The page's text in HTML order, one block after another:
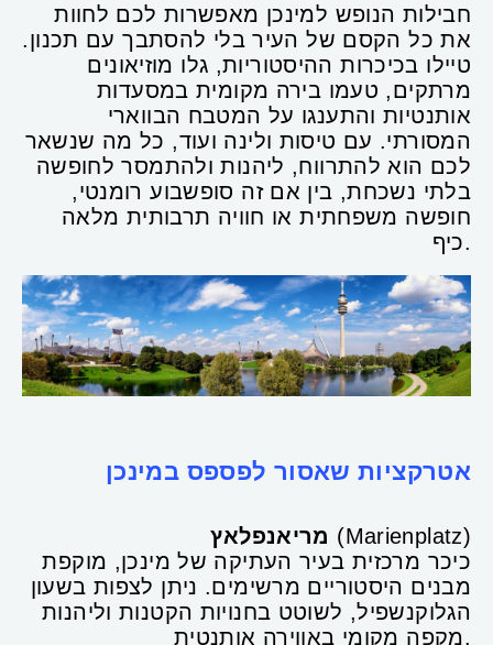
חבילות הנופש למינכן מאפשרות לכם לחוות
את כל הקסם של העיר בלי להסתבך עם תכנון.
טיילו בכיכרות ההיסטוריות, גלו מוזיאונים
מרתקים, טעמו בירה מקומית במסעדות
אותנטיות והתענגו על המטבח הבווארי
המסורתי. עם טיסות ולינה ועוד, כל מה שנשאר
לכם הוא להתרווח, ליהנות ולהתמסר לחופשה
בלתי נשכחת, בין אם זה סופשבוע רומנטי,
חופשה משפחתית או חוויה תרבותית מלאה
כיף.
אטרקציות שאסור לפספס במינכן
(Marienplatz)
כיכר מרכזית בעיר העתיקה של מינכן, מוקפת
מבנים היסטוריים מרשימים. ניתן לצפות בשעון
הגלוקנשפיל, לשוטט בחנויות הקטנות וליהנות
מקפה מקומי באווירה אותנטית.